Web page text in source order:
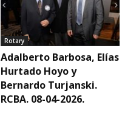
Rotary
Adalberto Barbosa, Elías
Hurtado Hoyo y
Bernardo Turjanski.
RCBA. 08-04-2026.